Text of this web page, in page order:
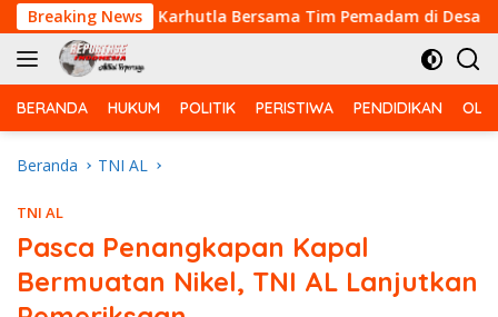
Langsung
ke
konten
Breaking News
Karhutla Bersama Tim Pemadam di Desa Sungai
BERANDA HUKUM POLITIK PERISTIWA PENDIDIKAN
Beranda TNI AL
TNI AL
Pasca Penangkapan Kapal
Bermuatan Nikel, TNI AL Lanjutkan